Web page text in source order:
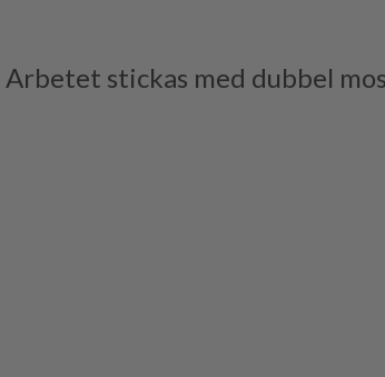
Arbetet stickas med dubbel